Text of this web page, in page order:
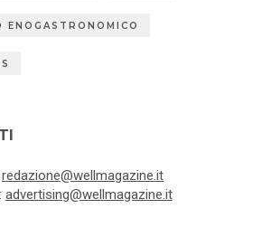
ENOGASTRONOMICO
redazione@wellmagazine.it
advertising@wellmagazine.it